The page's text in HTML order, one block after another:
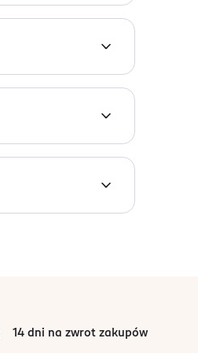
przed
Triazine (nano),
Sodium
14 dni na zwrot zakupów